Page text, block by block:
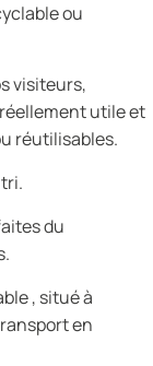
ou
visiteurs,
utile et
réutilisables.
du
, situé à
en